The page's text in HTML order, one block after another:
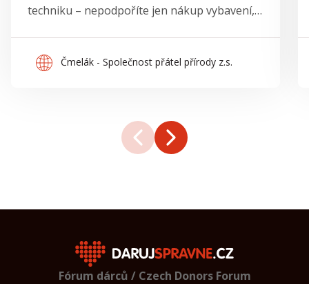
techniku – nepodpoříte jen nákup vybavení,
Čmelák - Společnost přátel přírody z.s.
Fórum dárců / Czech Donors Forum